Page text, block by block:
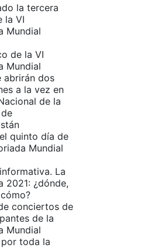
la tercera
la VI
Mundial
de la VI
Mundial
abrirán dos
a la vez en
de la
quinto día de
Mundial
La
2021: ¿dónde,
conciertos de
de la
Mundial
toda la